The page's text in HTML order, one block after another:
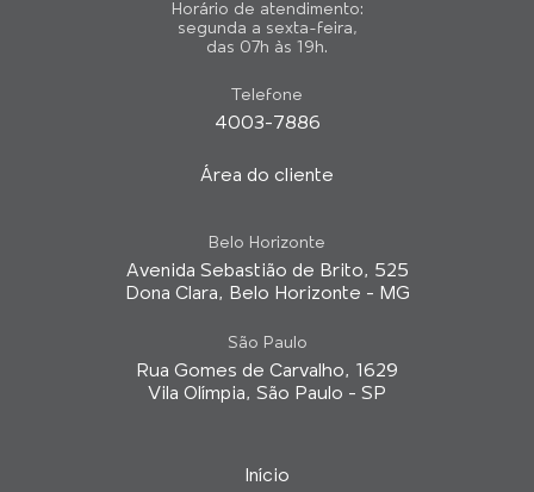
Horário de atendimento:
segunda a sexta-feira,
das 07h às 19h.
Telefone
4003-7886
Área do cliente
Belo Horizonte
Avenida Sebastião de Brito, 525
Dona Clara, Belo Horizonte - MG
São Paulo
Rua Gomes de Carvalho, 1629
Vila Olímpia, São Paulo - SP
Início